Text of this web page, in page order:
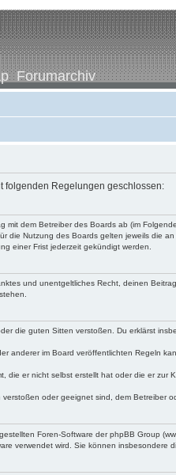
Forumarchiv
folgenden Regelungen geschlossen:
dem Betreiber des Boards ab (im
Nutzung des Boards gelten jeweils die
einer Frist jederzeit gekündigt werden.
und unentgeltliches Recht, deinen
die guten Sitten verstoßen. Du erklärst
im Board veröffentlichten Regeln
er nicht selbst erstellt hat oder die er
oder geeignet sind, dem Betreiber
Foren-Software der phpBB Group
verwendet wird. Sie können